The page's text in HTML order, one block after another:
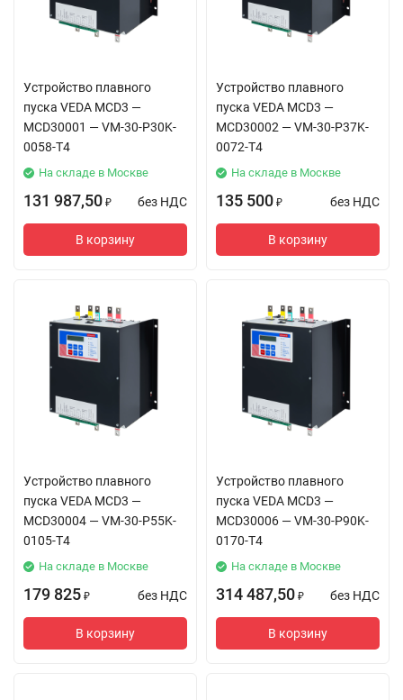
Устройство плавного
пуска VEDA MCD3 —
MCD30001 — VM-30-P30K-
0058-T4
На складе в Москве
131 987,50 ₽ без НДС
В корзину
Устройство плавного
пуска VEDA MCD3 —
MCD30002 — VM-30-P37K-
0072-T4
На складе в Москве
135 500 ₽ без НДС
В корзину
Устройство плавного
пуска VEDA MCD3 —
MCD30004 — VM-30-P55K-
0105-T4
На складе в Москве
179 825 ₽ без НДС
В корзину
Устройство плавного
пуска VEDA MCD3 —
MCD30006 — VM-30-P90K-
0170-T4
На складе в Москве
314 487,50 ₽ без НДС
В корзину